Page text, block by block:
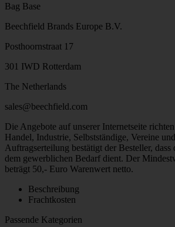
Bag Base
Beechfield Brands Europe B.V.
Posthoornstraat 17
301 IWD Rotterdam
The Netherlands
sales@beechfield.com
Die Angebote auf unserer Internetseite
Handel, Industrie, Selbstständige, Vereine
Auftragserteilung bestätigt der Besteller,
dem gewerblichen Bedarf dient. Der
beträgt 50,- Euro Warenwert netto.
Beschreibung
Frachtkosten
Passende Kategorien